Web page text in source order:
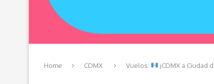
Home CDMX Vuelos: ¡CDMX a Ciudad